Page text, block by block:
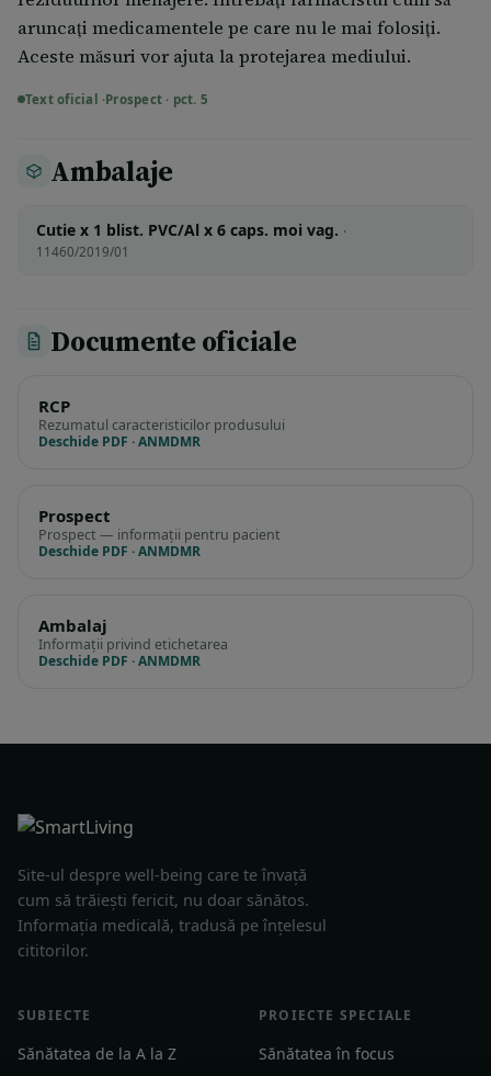
aruncaţi medicamentele pe care nu le mai folosiţi.
Aceste măsuri vor ajuta la protejarea mediului.
Text oficial ·Prospect · pct. 5
Ambalaje
Cutie x 1 blist. PVC/Al x 6 caps. moi vag. ·
11460/2019/01
Documente oficiale
RCP
Rezumatul caracteristicilor produsului
Deschide PDF · ANMDMR
Prospect
Prospect — informații pentru pacient
Deschide PDF · ANMDMR
Ambalaj
Informații privind etichetarea
Deschide PDF · ANMDMR
Site-ul despre well-being care te învață
cum să trăiești fericit, nu doar sănătos.
Informația medicală, tradusă pe înțelesul
cititorilor.
SUBIECTE
Sănătatea de la A la Z
PROIECTE SPECIALE
Sănătatea în focus